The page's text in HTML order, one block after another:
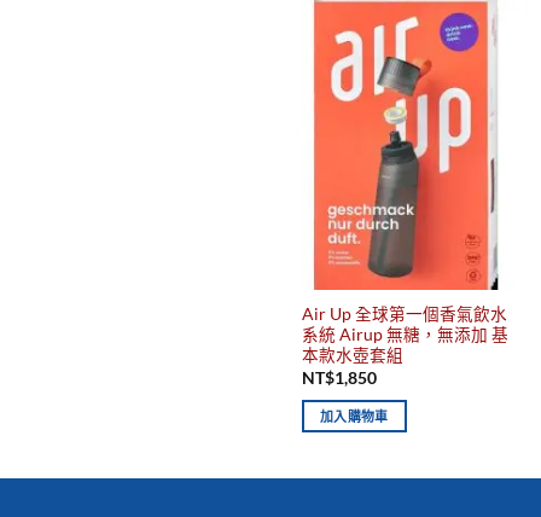
Air Up 全球第一個香氣飲水
系統 Airup 無糖，無添加 基
本款水壺套組
NT$1,850
加入購物車